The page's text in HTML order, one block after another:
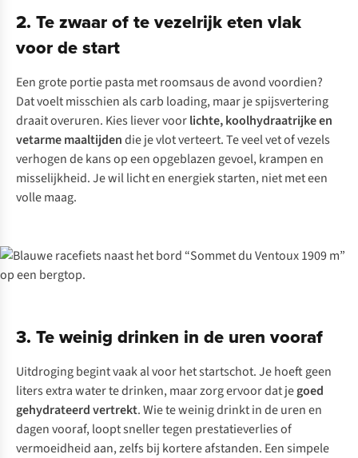
2. Te zwaar of te vezelrijk eten vlak
voor de start
Een grote portie pasta met roomsaus de avond voordien?
Dat voelt misschien alscarb loading, maar je spijsvertering
draait overuren. Kies liever voorlichte, koolhydraatrijke en
vetarme maaltijdendie je vlot verteert. Te veel vet of vezels
verhogen de kans op een opgeblazen gevoel, krampen en
misselijkheid. Je wil licht en energiek starten, niet met een
volle maag.
3. Te weinig drinken in de uren vooraf
Uitdroging begint vaak al voor het startschot. Je hoeft geen
liters extra water te drinken, maar zorg ervoor dat jegoed
gehydrateerd vertrekt. Wie te weinig drinkt in de uren en
dagen vooraf, loopt sneller tegen prestatieverlies of
vermoeidheid aan, zelfs bij kortere afstanden. Een simpele